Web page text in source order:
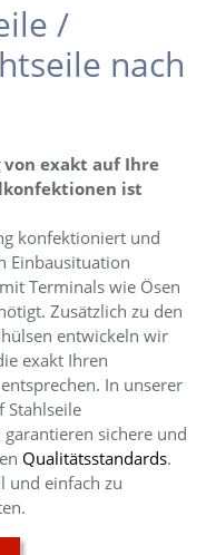
/
nach
von exakt auf Ihre
ist
konfektioniert und
Einbausituation
Terminals wie Ösen
Zusätzlich zu den
entwickeln wir
exakt Ihren
In unserer
Stahlseile
garantieren sichere und
Qualitätsstandards.
und einfach zu